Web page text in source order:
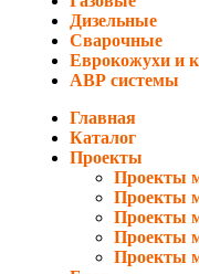
Дизельные
Сварочные
Еврокожухи и
АВР системы
Главная
Каталог
Проекты
Проекты
Проекты
Проекты
Проекты
Проекты